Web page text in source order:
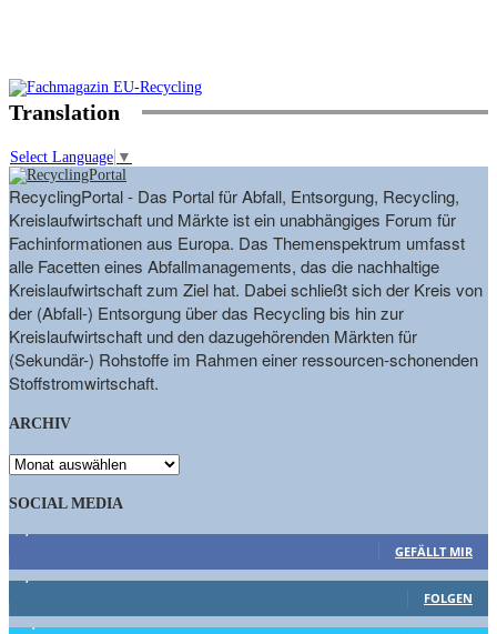
Translation
Select Language ▼
RecyclingPortal - Das Portal für Abfall, Entsorgung, Recycling,
Kreislaufwirtschaft und Märkte ist ein unabhängiges Forum für
Fachinformationen aus Europa. Das Themenspektrum umfasst
alle Facetten eines Abfallmanagements, das die nachhaltige
Kreislaufwirtschaft zum Ziel hat. Dabei schließt sich der Kreis von
der (Abfall-) Entsorgung über das Recycling bis hin zur
Kreislaufwirtschaft und den dazugehörenden Märkten für
(Sekundär-) Rohstoffe im Rahmen einer ressourcen-schonenden
Stoffstromwirtschaft.
ARCHIV
ARCHIV
SOCIAL MEDIA
GEFÄLLT MIR
1,662 Follower
FOLGEN
15,658 Follower